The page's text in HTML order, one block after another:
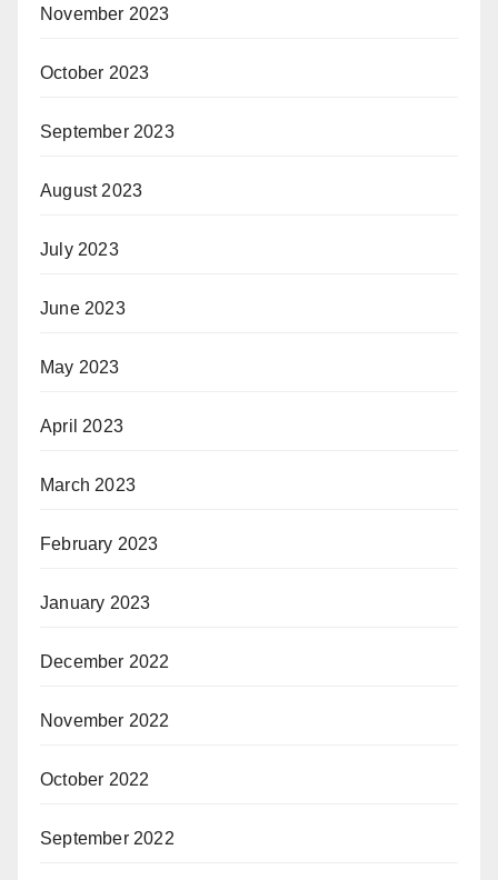
November 2023
October 2023
September 2023
August 2023
July 2023
June 2023
May 2023
April 2023
March 2023
February 2023
January 2023
December 2022
November 2022
October 2022
September 2022